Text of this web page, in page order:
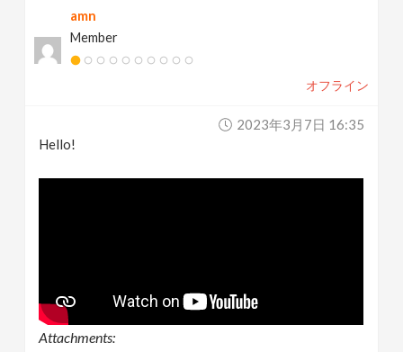
amn
Member
オフライン
2023年3月7日 16:35
Hello!
Attachments: